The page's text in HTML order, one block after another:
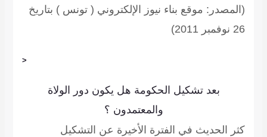
(المصدر: موقع بناء نيوز الإلكتروني ( تونس ) بتاريخ
26 نوفمبر 2011)
<
بعد تشكيل الحكومة هل يكون دور الولاة
والمعتمدون ؟
كثر الحديث في الفترة الأخيرة عن التشكيل